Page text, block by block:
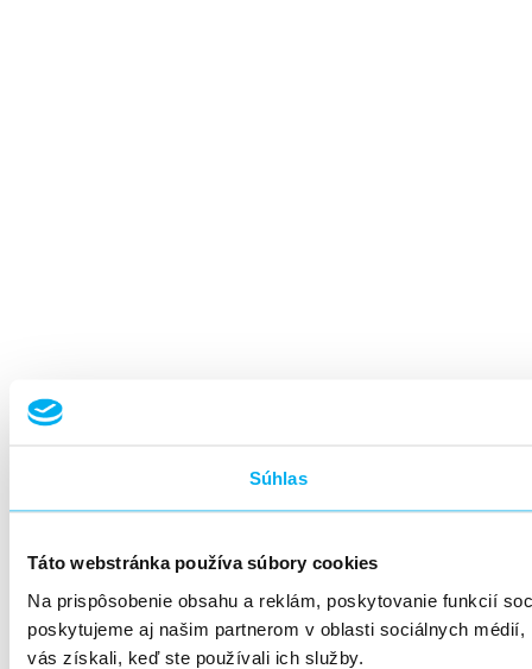
Súhlas
Táto webstránka používa súbory cookies
Na prispôsobenie obsahu a reklám, poskytovanie funkcií
poskytujeme aj našim partnerom v oblasti sociálnych
vás získali, keď ste používali ich služby.